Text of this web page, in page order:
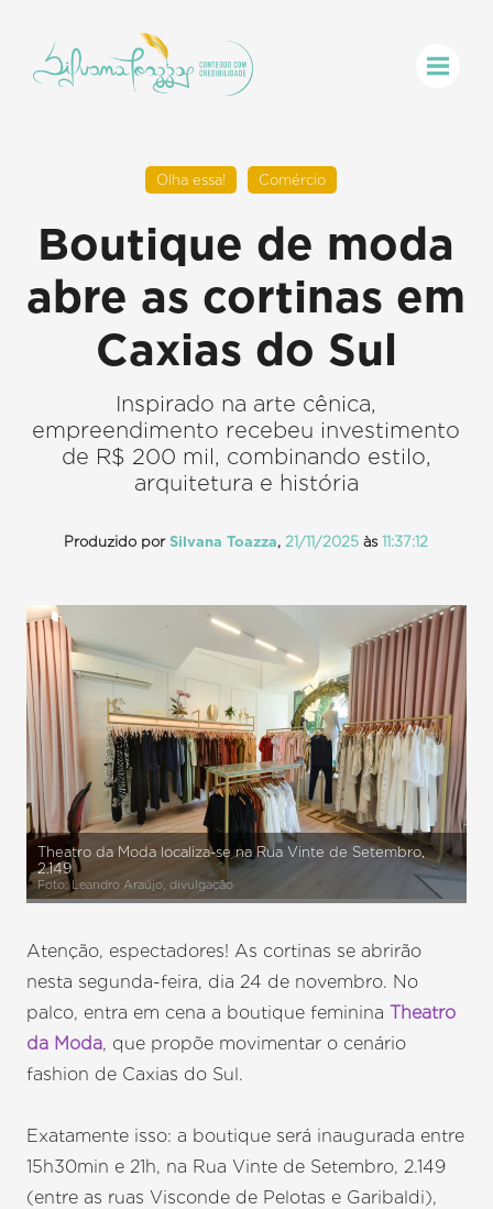
Olha essa! Comércio
Boutique de moda
abre as cortinas em
Caxias do Sul
Inspirado na arte cênica,
empreendimento recebeu investimento
de R$ 200 mil, combinando estilo,
arquitetura e história
Produzido porSilvana Toazza, 21/11/2025 às11:37:12
Theatro da Moda localiza-se na Rua Vinte de Setembro,
2.149
Foto: Leandro Araújo, divulgação
Atenção, espectadores! As cortinas se abrirão
nesta segunda-feira, dia 24 de novembro. No
palco, entra em cena a boutique femininaTheatro
da Moda, que propõe movimentar o cenário
fashion de Caxias do Sul.
Exatamente isso: a boutique será inaugurada entre
15h30min e 21h, na Rua Vinte de Setembro, 2.149
(entre as ruas Visconde de Pelotas e Garibaldi),